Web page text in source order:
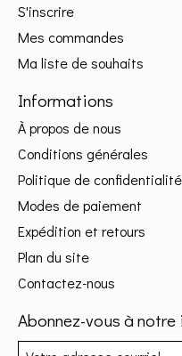
S'inscrire
Mes commandes
Ma liste de souhaits
Informations
À propos de nous
Conditions générales
Politique de confidentialité
Modes de paiement
Expédition et retours
Plan du site
Contactez-nous
Abonnez-vous à